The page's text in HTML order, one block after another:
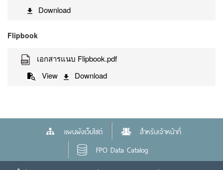
Download
Flipbook
เอกสารแนบ Flipbook.pdf
View
Download
แผนผังเว็บไซต์
สำหรับเจ้าหน้าที่
FPO Data Catalog